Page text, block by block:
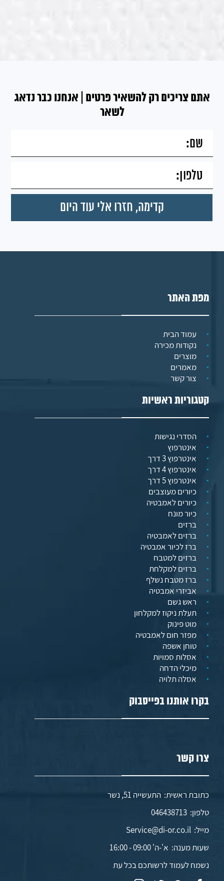
אתם צריכים רק להשאיר פרטים | אנחנו כבר נדאג
לשאר
מפת האתר
עמוד הבית
נקודות מכירה
מוצרים
מאמרים
צור קשר
קטגוריות ראשיות
הסדרי נגישות
אינטרפוץ
אינטרפוץ 3 דרך
אינטרפוץ 4 דרך
אינטרפוץ 5 דרך
כיורים מעוצבים
כיורים לאמבטיה
כיור מונח
ברזים
ברזים לאמבטיה
ברז לכיור אמבטיה
ברזים למטבח
ברזים למקלחת
ברז מטבח נשלף
אביזרי אמבטיה
ראש גשם
תעלת ניקוז למקלחון
מוט פינוק
מפזר חום לאמבטיה
טוחן אשפה
אסלות סמויות
מיכלי הדחה
אסלה תלויה
בקרו אותנו בפייסבוק
צרו קשר
כתובת ראשית: התעשייה 51, נשר
טלפון:046438713
מייל:Service@di-or.co.il
שעות מענה: א'-ה' 09:00 - 16:00
נשמח לעמוד לרשותכם בכל עת